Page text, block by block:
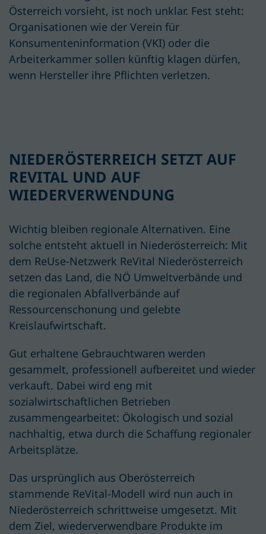
Österreich vorsieht, ist noch unklar. Fest steht:
Organisationen wie der Verein für
Konsumenteninformation (VKI) oder die
Arbeiterkammer sollen künftig klagen dürfen,
wenn Hersteller ihre Pflichten verletzen.
NIEDERÖSTERREICH SETZT AUF
REVITAL UND AUF
WIEDERVERWENDUNG
Wichtig bleiben regionale Alternativen. Eine
solche entsteht aktuell in Niederösterreich: Mit
dem ReUse-Netzwerk ReVital Niederösterreich
setzen das Land, die NÖ Umweltverbände und
die regionalen Abfallverbände auf
Ressourcenschonung und gelebte
Kreislaufwirtschaft.
Gut erhaltene Gebrauchtwaren werden
gesammelt, professionell aufbereitet und wieder
verkauft. Dabei wird eng mit
sozialwirtschaftlichen Betrieben
zusammengearbeitet: Ökologisch und sozial
nachhaltig, etwa durch die Schaffung regionaler
Arbeitsplätze.
Das ursprünglich aus Oberösterreich
stammende ReVital-Modell wird nun auch in
Niederösterreich schrittweise umgesetzt. Mit
dem Ziel, wiederverwendbare Produkte im